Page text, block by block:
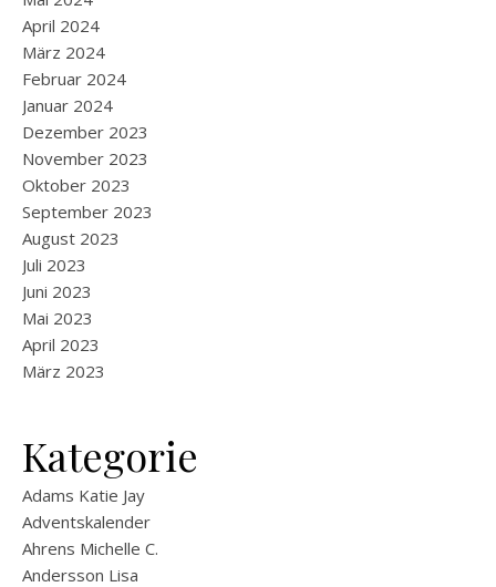
April 2024
März 2024
Februar 2024
Januar 2024
Dezember 2023
November 2023
Oktober 2023
September 2023
August 2023
Juli 2023
Juni 2023
Mai 2023
April 2023
März 2023
Kategorie
Adams Katie Jay
Adventskalender
Ahrens Michelle C.
Andersson Lisa